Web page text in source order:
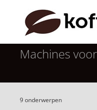
Machines
9 onderwerpen